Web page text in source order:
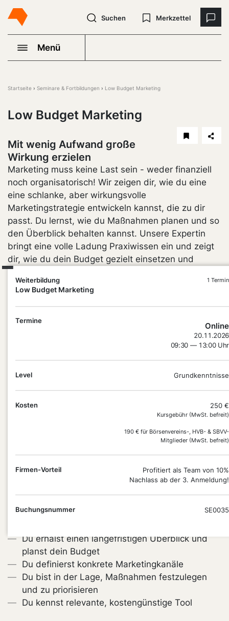
Suchen Merkzettel
Menü
Weiterbildung
Low Budget Marketing
1 Termin
Termine
Online
20.11.2026
09:30 — 13:00 Uhr
Level Grundkenntnisse
Kosten 250 €
Kursgebühr (MwSt. befreit)
190 € für Börsenvereins-, HVB- & SBVV-
Mitglieder (MwSt. befreit)
Firmen-Vorteil
Profitiert als Team von 10%
Nachlass ab der 3. Anmeldung!
Buchungsnummer SE0035
Startseite Seminare & Fortbildungen Low Budget Marketing
Low Budget Marketing
Mit wenig Aufwand große
Wirkung erzielen
Marketing muss keine Last sein - weder finanziell
noch organisatorisch! Wir zeigen dir, wie du eine
eine schlanke, aber wirkungsvolle
Marketingstrategie entwickeln kannst, die zu dir
passt. Du lernst, wie du Maßnahmen planen und so
den Überblick behalten kannst. Unsere Expertin
bringt eine volle Ladung Praxiwissen ein und zeigt
dir, wie du dein Budget gezielt einsetzen und
strategische Entscheidungen treffen kannst.
Praxisnah, realistisch und auf deine Bedürfnisse
Du entwickelst eine schlanke und wirkungsvolle
Marketingstrategie für deinen Verlag oder deine
Buchhandlung, die zu dir passt und dir hilft, Budget
Du erhälst einen langefristigen Überblick und
planst dein Budget
Du definierst konkrete Marketingkanäle
Du bist in der Lage, Maßnahmen festzulegen
und zu priorisieren
Du kennst relevante, kostengünstige Tool